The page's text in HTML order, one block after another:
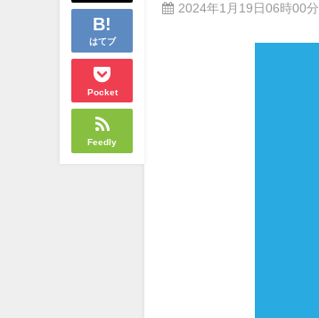
はてブ
Pocket
Feedly
2024年1月19日06時00分